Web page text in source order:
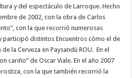
y del espectáculo de Larroque. Hecho
de 2002, con la obra de Carlos
con la que recorrió numerosas
participó distintos Encuentros cómo el de
la Cerveza en Paysandú ROU. En el
cariño” de Oscar Viale. En el año 2007
con la que también recorrió la